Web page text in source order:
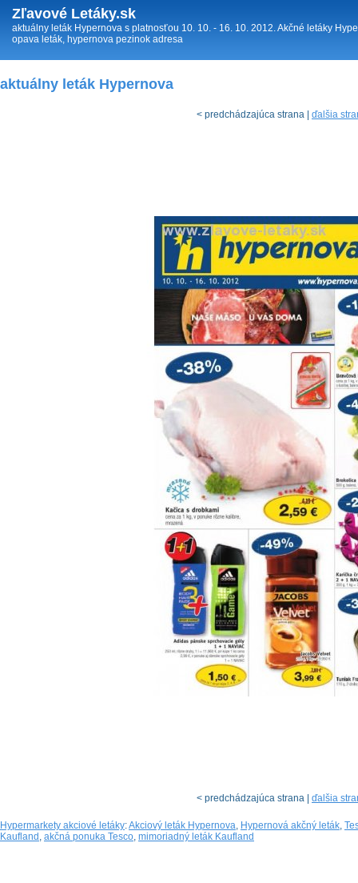
Zľavové Letáky.sk
aktuálny leták Hypernova s platnosťou 10. 10. - 16. 10. 2012. Akčné letáky
opava leták, hypernova pezinok adresa
aktuálny leták Hypernova
< predchádzajúca strana | ďalšia
< predchádzajúca strana | ďalšia
Hypermarkety akciové letáky:Akciový leták Hypernova, Hypernová akčný leták,
Kaufland , akčná ponuka Tesco, mimoriadný leták Kaufland